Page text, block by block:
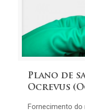
Plano de
Ocrevus
Fornecimento do